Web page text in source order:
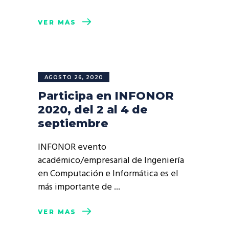
VER MÁS
AGOSTO 26, 2020
Participa en INFONOR
2020, del 2 al 4 de
septiembre
INFONOR evento
académico/empresarial de Ingeniería
en Computación e Informática es el
más importante de
VER MÁS